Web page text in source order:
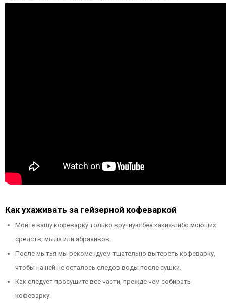
Как ухаживать за гейзерной кофеваркой
Мойте вашу кофеварку только вручную без каких-либо моющих
средств, мыла или абразивов.
После мытья мы рекомендуем тщательно вытереть кофеварку,
чтобы на ней не осталось следов воды после сушки.
Как следует просушите все части, прежде чем собирать
кофеварку.